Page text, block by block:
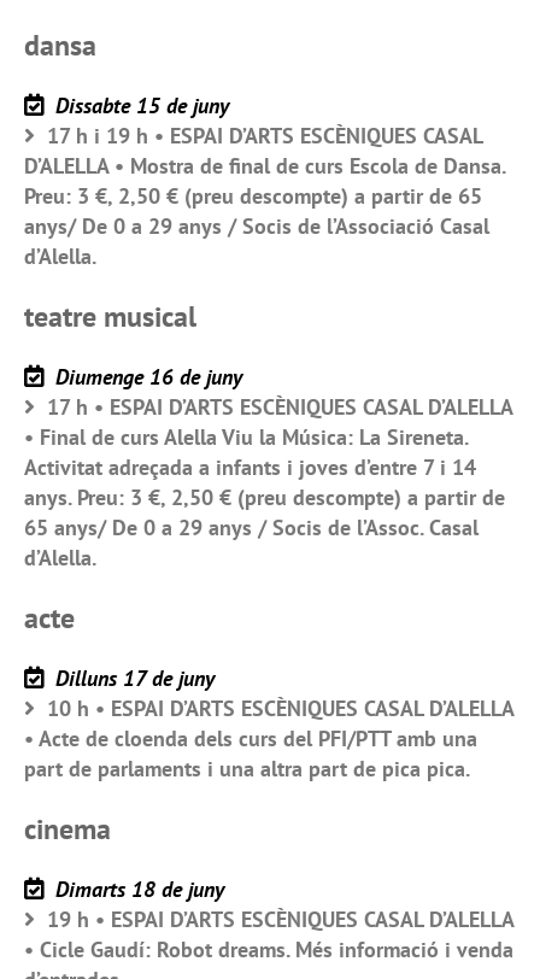
dansa
Dissabte 15 de juny
17 h i 19 h • ESPAI D’ARTS ESCÈNIQUES CASAL
D’ALELLA • Mostra de final de curs Escola de Dansa.
Preu: 3 €, 2,50 € (preu descompte) a partir de 65
anys/ De 0 a 29 anys / Socis de l’Associació Casal
d’Alella.
teatre musical
Diumenge 16 de juny
17 h • ESPAI D’ARTS ESCÈNIQUES CASAL D’ALELLA
• Final de curs Alella Viu la Música: La Sireneta.
Activitat adreçada a infants i joves d’entre 7 i 14
anys. Preu: 3 €, 2,50 € (preu descompte) a partir de
65 anys/ De 0 a 29 anys / Socis de l’Assoc. Casal
d’Alella.
acte
Dilluns 17 de juny
10 h • ESPAI D’ARTS ESCÈNIQUES CASAL D’ALELLA
• Acte de cloenda dels curs del PFI/PTT amb una
part de parlaments i una altra part de pica pica.
cinema
Dimarts 18 de juny
19 h • ESPAI D’ARTS ESCÈNIQUES CASAL D’ALELLA
• Cicle Gaudí: Robot dreams. Més informació i venda